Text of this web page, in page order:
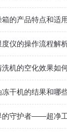
的产品特点和适
度仪的操作流程解
洗机的空化效果如